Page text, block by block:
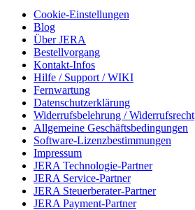
Cookie-Einstellungen
Blog
Über JERA
Bestellvorgang
Kontakt-Infos
Hilfe / Support / WIKI
Fernwartung
Datenschutzerklärung
Widerrufsbelehrung / Widerrufsrecht
Allgemeine Geschäftsbedingungen
Software-Lizenzbestimmungen
Impressum
JERA Technologie-Partner
JERA Service-Partner
JERA Steuerberater-Partner
JERA Payment-Partner